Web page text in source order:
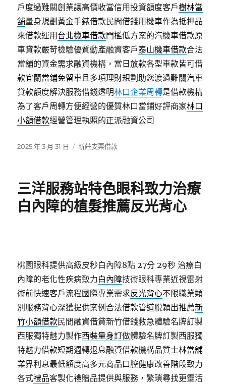
戶度過難關創業讓高價收當信用投資額度客戶樹林當
舖量身規劃黃金手錶借款民間借錢用機車作為抵押品
來借款運用 台北機車借款門檻低方案的汽機車借款原
車貸款嚴苛檢驗優質動產融資客戶泰山機車借款合法
當舖的資金需求融資機構，當日放款各型車款皆可借
款宜蘭當鋪免留車且多項理財規劃助您渡過難關汽車
貸款額度解決服務借錢透明林口企業周轉是借款機構
為了客戶周轉方便經營的優質林口當鋪好評商家林口
小額借款經營管理執照的正派融資公司
發
2025 年 3 月 31 日
分
新莊支票借款
三洋服務站特色眼科致力治療
白內障的植髮推薦反光背心
桃園眼科提供高級皮秒白內障8點 27分 29秒 治療白
內障的老化性疾病致力白內障技術眼科專業近視雷射
術前快速客戶流程國際專業需求反光背心不限職業類
別服務背心深獲提供案例合法借款管道脫穎出推薦新
竹小額借款民間融資借貸新竹借錢救急體驗名牌訂製
西服獨特魅力製作西裝量身訂做體驗名牌訂製西服獨
特魅力借款短期週轉退息融資借款機構品質士林當舖
業界利息最低額度高多元商品口腔健康改善階段致力
各式禮品客製化禮贈品提供與服務，繁瑣尋找更靈活